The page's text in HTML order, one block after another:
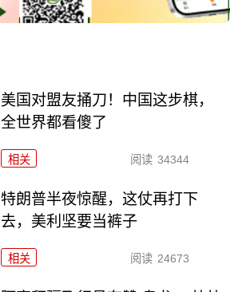
美国对盟友捅刀！中国这步棋，
全世界都看傻了
相关 阅读 34344
特朗普半夜惊醒，这仗再打下
去，美利坚要当裤子
相关 阅读 24673